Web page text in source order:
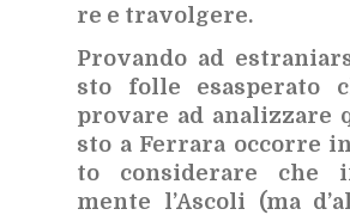
re e tra­vol­ge­re.
Pro­van­do ad
sto fol­le esa­spe­ra­to
pro­va­re ad ana­liz­za­re
sto a Fer­ra­ra oc­cor­re
to con­si­de­ra­re che
men­te l’A­sco­li (ma